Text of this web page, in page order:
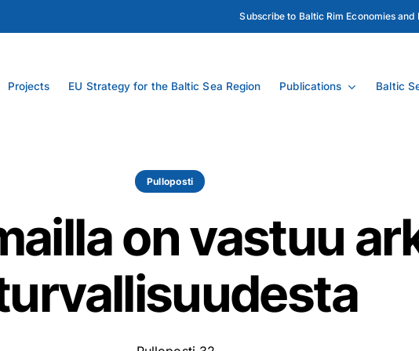
Subscribe to Baltic Rim Economies and
Projects EU Strategy for the Baltic Sea Region Publications Baltic
Pulloposti
on vastuu